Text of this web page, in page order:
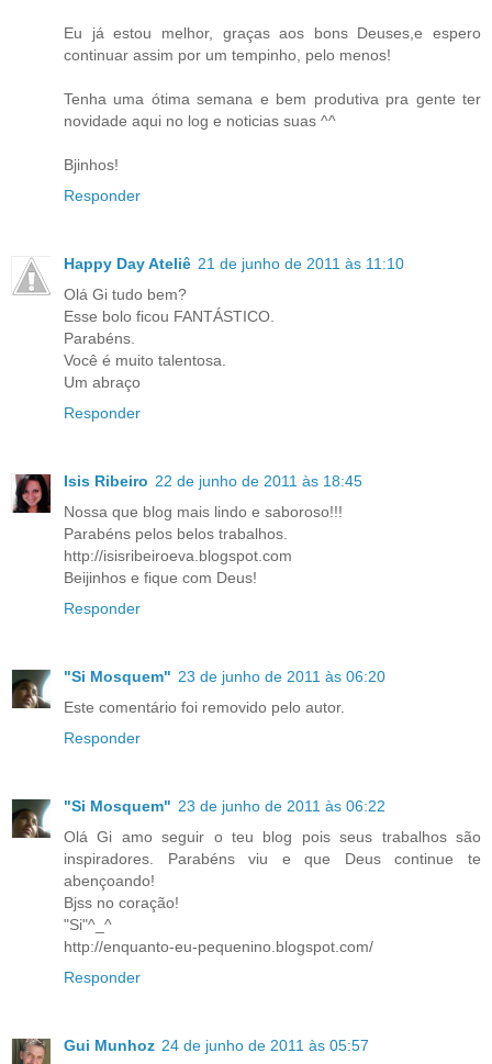
Eu já estou melhor, graças aos bons Deuses,e espero
continuar assim por um tempinho, pelo menos!
Tenha uma ótima semana e bem produtiva pra gente ter
novidade aqui no log e noticias suas ^^
Bjinhos!
Responder
Happy Day Ateliê 21 de junho de 2011 às 11:10
Olá Gi tudo bem?
Esse bolo ficou FANTÁSTICO.
Parabéns.
Você é muito talentosa.
Um abraço
Responder
Isis Ribeiro 22 de junho de 2011 às 18:45
Nossa que blog mais lindo e saboroso!!!
Parabéns pelos belos trabalhos.
http://isisribeiroeva.blogspot.com
Beijinhos e fique com Deus!
Responder
"Si Mosquem" 23 de junho de 2011 às 06:20
Este comentário foi removido pelo autor.
Responder
"Si Mosquem" 23 de junho de 2011 às 06:22
Olá Gi amo seguir o teu blog pois seus trabalhos são
inspiradores. Parabéns viu e que Deus continue te
abençoando!
Bjss no coração!
"Si"^_^
http://enquanto-eu-pequenino.blogspot.com/
Responder
Gui Munhoz 24 de junho de 2011 às 05:57